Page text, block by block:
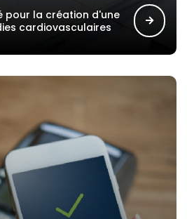
pour la création d'une
cardiovasculaires